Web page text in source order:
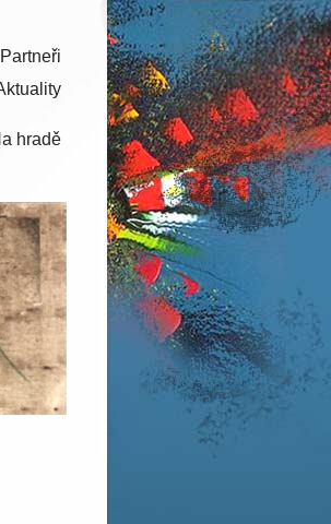
Partneři
hradě